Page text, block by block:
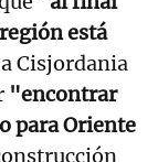
está
Cisjordania
"encontrar
para Oriente